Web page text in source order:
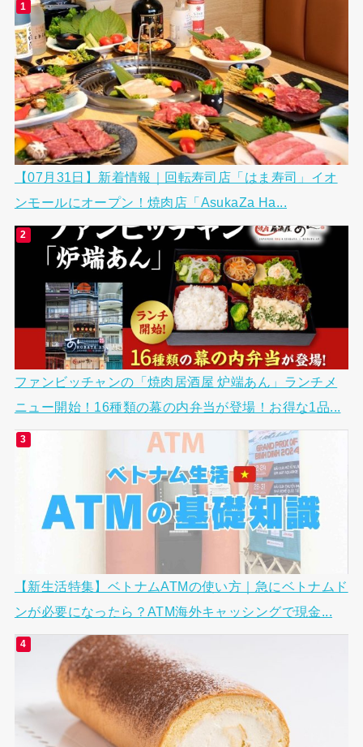
【07月31日】新着情報｜回転寿司店「はま寿司」イオ
ンモールにオープン！焼肉店「AsukaZa Ha...
ファンビッチャンの「焼肉居酒屋 炉端あん」ランチメ
ニュー開始！16種類の幕の内弁当が登場！お得な1品...
【新生活特集】ベトナムATMの使い方｜急にベトナムド
ンが必要になったら？ATM海外キャッシングで現金...